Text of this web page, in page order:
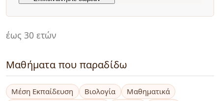
έως 30 ετών
Μαθήματα που παραδίδω
Μέση Εκπαίδευση Βιολογία
Μαθηματικά